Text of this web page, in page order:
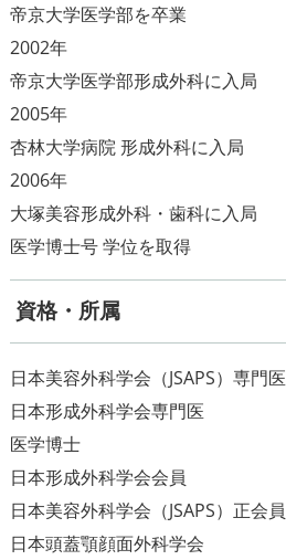
帝京大学医学部を卒業
2002年
帝京大学医学部形成外科に入局
2005年
杏林大学病院 形成外科に入局
2006年
大塚美容形成外科・歯科に入局
医学博士号 学位を取得
資格・所属
日本美容外科学会（JSAPS）専門医
日本形成外科学会専門医
医学博士
日本形成外科学会会員
日本美容外科学会（JSAPS）正会員
日本頭蓋顎顔面外科学会